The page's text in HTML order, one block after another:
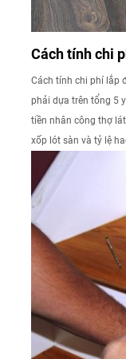
Cách tính chi
Cách tính chi phí lắp
phải dựa trên tổng 5
tiền nhân công thợ
xốp lót sàn và tỷ lệ